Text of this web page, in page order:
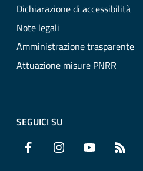
Dichiarazione di accessibilità
Note legali
Amministrazione trasparente
Attuazione misure PNRR
SEGUICI SU
Facebook Instagram YouTube